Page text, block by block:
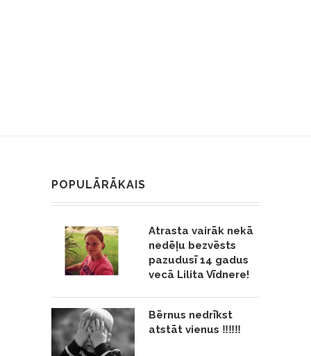
POPULĀRĀKAIS
Atrasta vairāk nekā
nedēļu bezvēsts
pazudusī 14 gadus
vecā Lilita Vīdnere!
Bērnus nedrīkst
atstāt vienus ‼️‼️‼️